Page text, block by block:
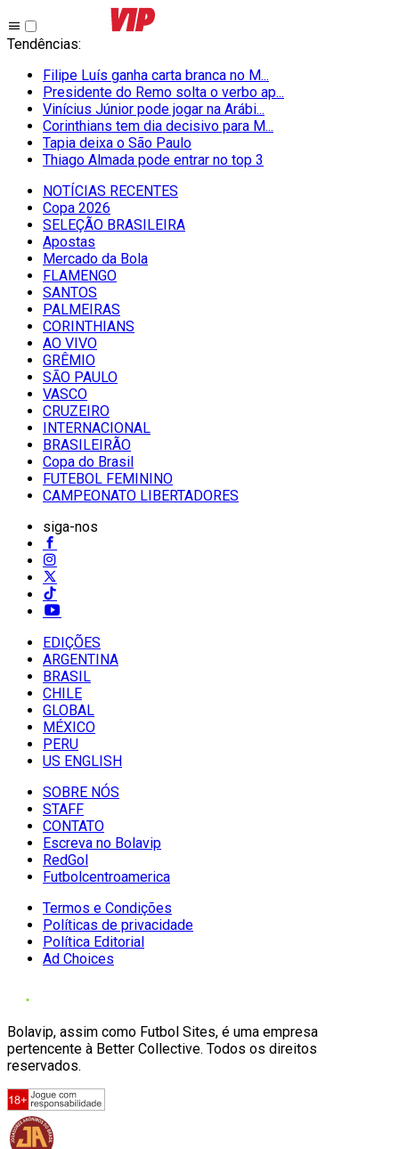
Tendências:
Filipe Luís ganha carta branca no M...
Presidente do Remo solta o verbo ap...
Vinícius Júnior pode jogar na Arábi...
Corinthians tem dia decisivo para M...
Tapia deixa o São Paulo
Thiago Almada pode entrar no top 3
NOTÍCIAS RECENTES
Copa 2026
SELEÇÃO BRASILEIRA
Apostas
Mercado da Bola
FLAMENGO
SANTOS
PALMEIRAS
CORINTHIANS
AO VIVO
GRÊMIO
SĀO PAULO
VASCO
CRUZEIRO
INTERNACIONAL
BRASILEIRÃO
Copa do Brasil
FUTEBOL FEMININO
CAMPEONATO LIBERTADORES
siga-nos
EDIÇÕES
ARGENTINA
BRASIL
CHILE
GLOBAL
MÉXICO
PERU
US ENGLISH
SOBRE NÓS
STAFF
CONTATO
Escreva no Bolavip
RedGol
Futbolcentroamerica
Termos e Condições
Políticas de privacidade
Política Editorial
Ad Choices
Bolavip, assim como Futbol Sites, é uma empresa
pertencente à Better Collective. Todos os direitos
reservados.